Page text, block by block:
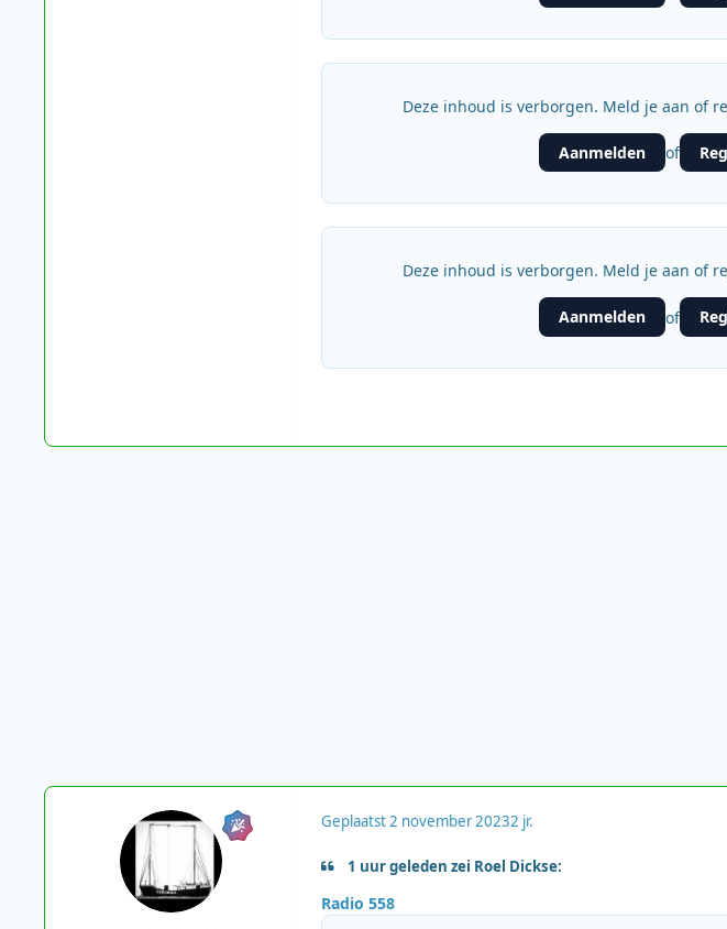
Deze inhoud is verborgen. Meld je aan of
Aanmelden of
Deze inhoud is verborgen. Meld je aan of
Aanmelden of
Geplaatst2 november 20232 jr.
1 uur geleden zei Roel Dickse:
Radio 558